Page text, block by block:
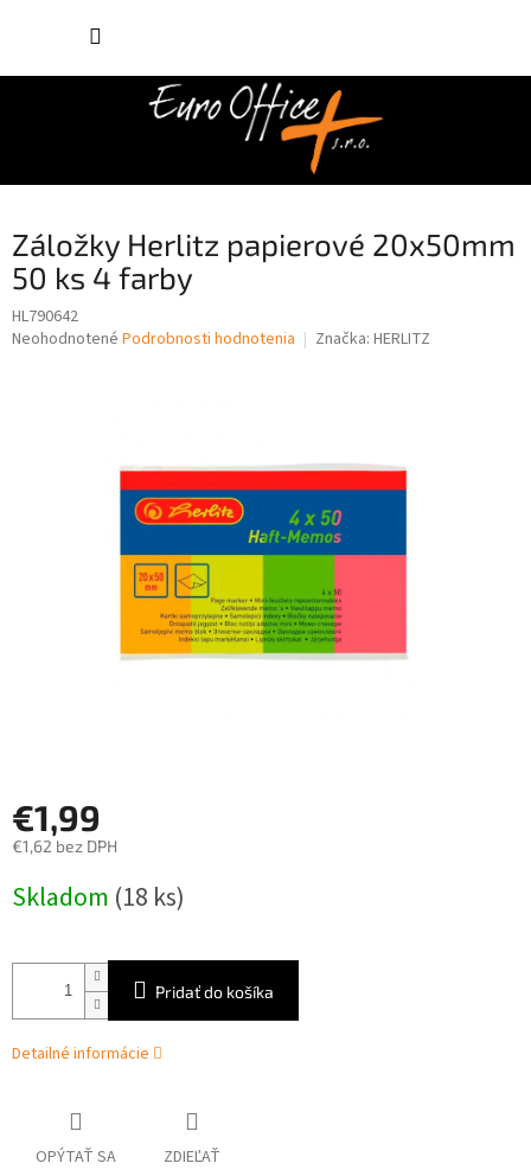
Záložky Herlitz papierové 20x50mm
50 ks 4 farby
HL790642
Priemerné
Neohodnotené Podrobnosti hodnotenia Značka: HERLITZ
€1,99
€1,62 bez DPH
cena:
Skladom (18 ks)
Pridať do košíka
Detailné informácie
OPÝTAŤ SA ZDIEĽAŤ